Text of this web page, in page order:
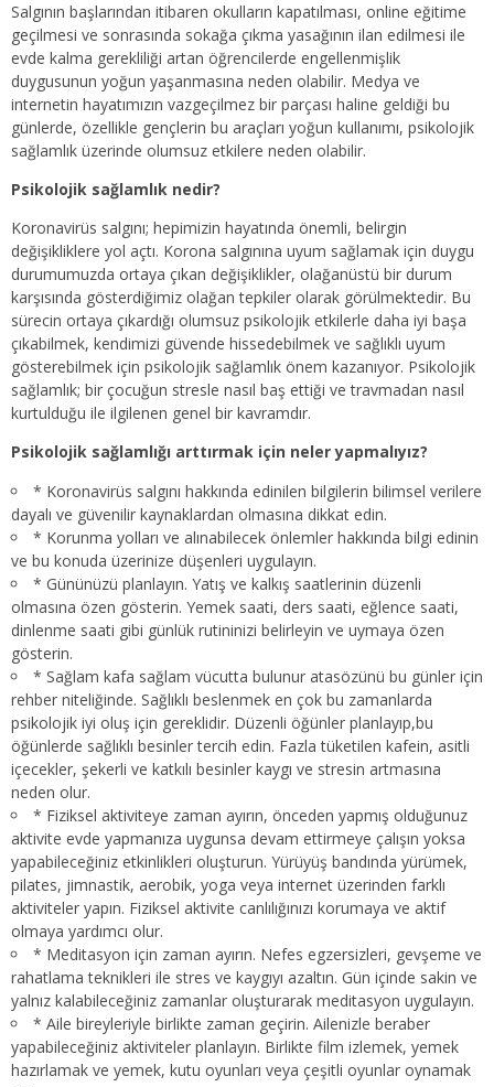
Salgının başlarından itibaren okulların kapatılması, online eğitime
geçilmesi ve sonrasında sokağa çıkma yasağının ilan edilmesi ile
evde kalma gerekliliği artan öğrencilerde engellenmişlik
duygusunun yoğun yaşanmasına neden olabilir. Medya ve
internetin hayatımızın vazgeçilmez bir parçası haline geldiği bu
günlerde, özellikle gençlerin bu araçları yoğun kullanımı, psikolojik
sağlamlık üzerinde olumsuz etkilere neden olabilir.
Psikolojik sağlamlık nedir?
Koronavirüs salgını; hepimizin hayatında önemli, belirgin
değişikliklere yol açtı. Korona salgınına uyum sağlamak için duygu
durumumuzda ortaya çıkan değişiklikler, olağanüstü bir durum
karşısında gösterdiğimiz olağan tepkiler olarak görülmektedir. Bu
sürecin ortaya çıkardığı olumsuz psikolojik etkilerle daha iyi başa
çıkabilmek, kendimizi güvende hissedebilmek ve sağlıklı uyum
gösterebilmek için psikolojik sağlamlık önem kazanıyor. Psikolojik
sağlamlık; bir çocuğun stresle nasıl baş ettiği ve travmadan nasıl
kurtulduğu ile ilgilenen genel bir kavramdır.
Psikolojik sağlamlığı arttırmak için neler yapmalıyız?
* Koronavirüs salgını hakkında edinilen bilgilerin bilimsel verilere
dayalı ve güvenilir kaynaklardan olmasına dikkat edin.
* Korunma yolları ve alınabilecek önlemler hakkında bilgi edinin
ve bu konuda üzerinize düşenleri uygulayın.
* Gününüzü planlayın. Yatış ve kalkış saatlerinin düzenli
olmasına özen gösterin. Yemek saati, ders saati, eğlence saati,
dinlenme saati gibi günlük rutininizi belirleyin ve uymaya özen
gösterin.
* Sağlam kafa sağlam vücutta bulunur atasözünü bu günler için
rehber niteliğinde. Sağlıklı beslenmek en çok bu zamanlarda
psikolojik iyi oluş için gereklidir. Düzenli öğünler planlayıp,bu
öğünlerde sağlıklı besinler tercih edin. Fazla tüketilen kafein, asitli
içecekler, şekerli ve katkılı besinler kaygı ve stresin artmasına
neden olur.
* Fiziksel aktiviteye zaman ayırın, önceden yapmış olduğunuz
aktivite evde yapmanıza uygunsa devam ettirmeye çalışın yoksa
yapabileceğiniz etkinlikleri oluşturun. Yürüyüş bandında yürümek,
pilates, jimnastik, aerobik, yoga veya internet üzerinden farklı
aktiviteler yapın. Fiziksel aktivite canlılığınızı korumaya ve aktif
olmaya yardımcı olur.
* Meditasyon için zaman ayırın. Nefes egzersizleri, gevşeme ve
rahatlama teknikleri ile stres ve kaygıyı azaltın. Gün içinde sakin ve
yalnız kalabileceğiniz zamanlar oluşturarak meditasyon uygulayın.
* Aile bireyleriyle birlikte zaman geçirin. Ailenizle beraber
yapabileceğiniz aktiviteler planlayın. Birlikte film izlemek, yemek
hazırlamak ve yemek, kutu oyunları veya çeşitli oyunlar oynamak